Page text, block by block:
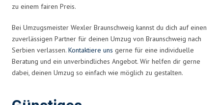
zu einem fairen Preis.
Bei Umzugsmeister Wexler Braunschweig kannst du dich auf einen
zuverlässigen Partner für deinen Umzug von Braunschweig nach
Serbien verlassen. Kontaktiere uns gerne für eine individuelle
Beratung und ein unverbindliches Angebot. Wir helfen dir gerne
dabei, deinen Umzug so einfach wie möglich zu gestalten.